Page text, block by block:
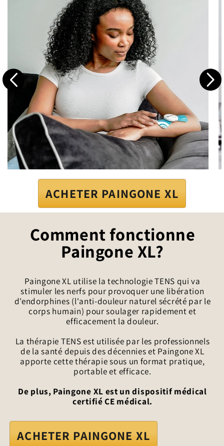
ACHETER PAINGONE XL
Comment fonctionne
Paingone XL?
Paingone XL utilise la technologie TENS qui va
stimuler les nerfs pour provoquer une libération
d'endorphines (l'anti-douleur naturel sécrété par le
corps humain) pour soulager rapidement et
efficacement la douleur.
La thérapie TENS est utilisée par les professionnels
de la santé depuis des décennies et Paingone XL
apporte cette thérapie sous un format pratique,
portable et efficace.
De plus, Paingone XL est un dispositif médical
certifié CE médical.
ACHETER PAINGONE XL